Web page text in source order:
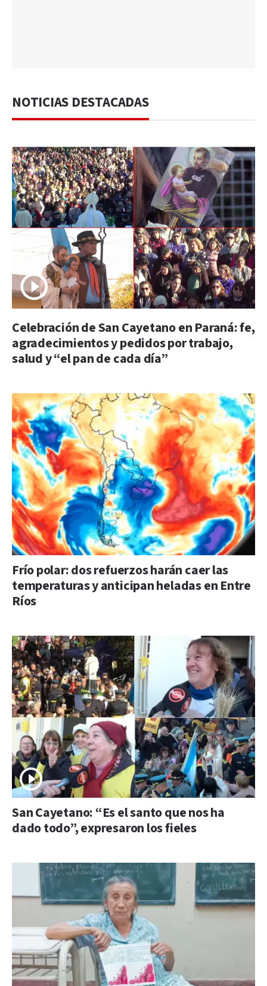
NOTICIAS DESTACADAS
Celebración de San Cayetano en Paraná: fe,
agradecimientos y pedidos por trabajo,
salud y “el pan de cada día”
Frío polar: dos refuerzos harán caer las
temperaturas y anticipan heladas en Entre
Ríos
San Cayetano: “Es el santo que nos ha
dado todo”, expresaron los fieles